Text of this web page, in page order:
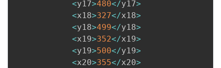
<y17>480</y17>
<x18>327</x18>
<y18>499</y18>
<x19>352</x19>
<y19>500</y19>
<x20>355</x20>